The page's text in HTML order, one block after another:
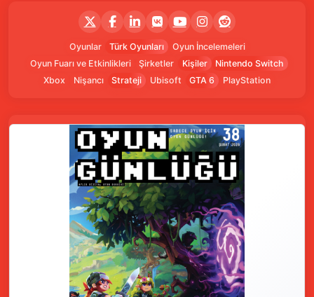
Oyunlar Türk Oyunları
Oyun İncelemeleri
Oyun Fuarı ve Etkinlikleri
Şirketler Kişiler
Nintendo Switch
Xbox
Nişancı Strateji Ubisoft GTA 6 PlayStation